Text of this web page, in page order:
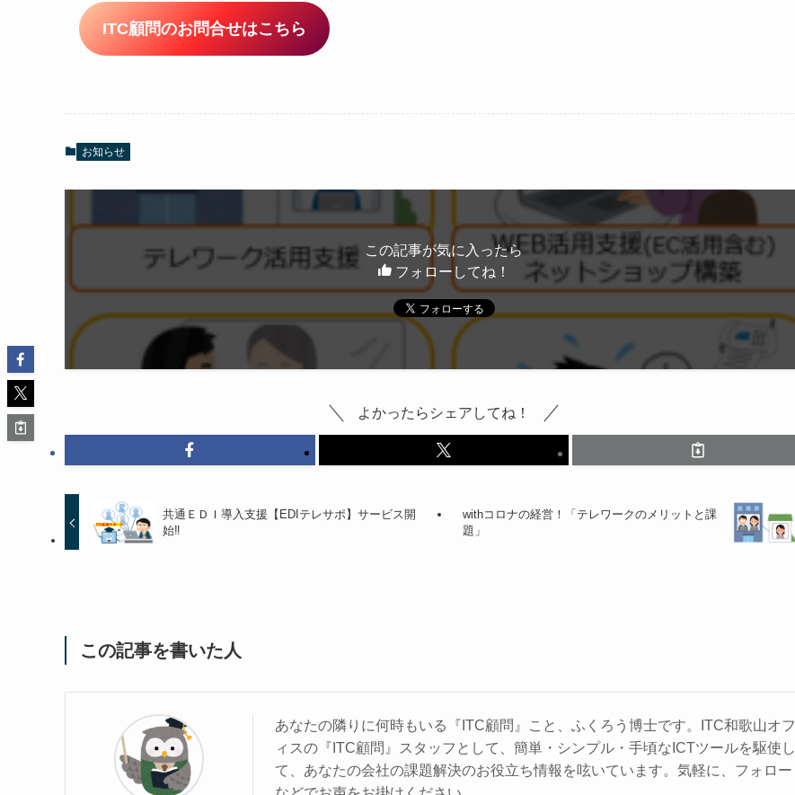
ITC顧問のお問合せはこちら
お知らせ
この記事が気に入ったら
フォローしてね！
よかったらシェアしてね！
共通ＥＤＩ導入支援【EDIテレサポ】サービス開
始‼
withコロナの経営！「テレワークのメリットと課
題」
この記事を書いた人
あなたの隣りに何時もいる『ITC顧問』こと、ふくろう博士です。ITC和歌山オフ
ィスの『ITC顧問』スタッフとして、簡単・シンプル・手頃なICTツールを駆使し
て、あなたの会社の課題解決のお役立ち情報を呟いています。気軽に、フォロー